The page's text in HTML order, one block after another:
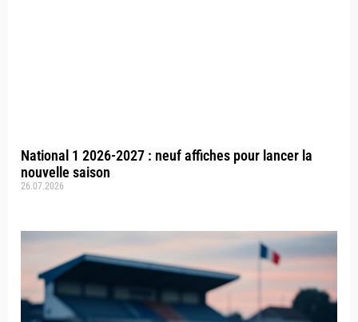
National 1 2026-2027 : neuf affiches pour lancer la
nouvelle saison
26.07.2026